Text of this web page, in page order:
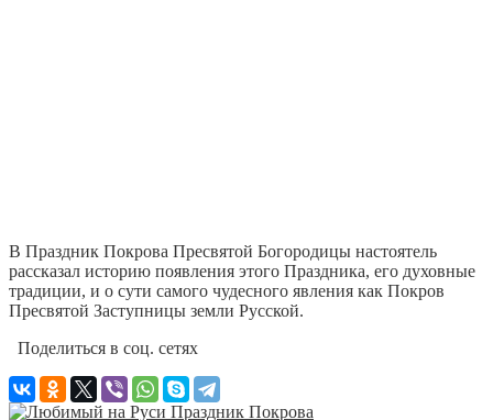
В Праздник Покрова Пресвятой Богородицы настоятель
рассказал историю появления этого Праздника, его духовные
традиции, и о сути самого чудесного явления как Покров
Пресвятой Заступницы земли Русской.
Поделиться в соц. сетях